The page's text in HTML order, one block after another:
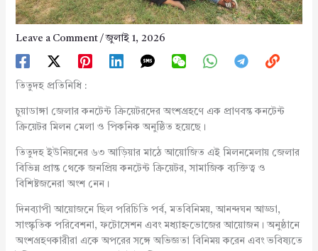
Leave a Comment /জুলাই 1, 2026
তিতুদহ প্রতিনিধি :
চুয়াডাঙ্গা জেলার কনটেন্ট ক্রিয়েটরদের অংশগ্রহণে এক প্রাণবন্ত কনটেন্ট
ক্রিয়েটর মিলন মেলা ও পিকনিক অনুষ্ঠিত হয়েছে।
তিতুদহ ইউনিয়নের ৬৩ আড়িয়ার মাঠে আয়োজিত এই মিলনমেলায় জেলার
বিভিন্ন প্রান্ত থেকে জনপ্রিয় কনটেন্ট ক্রিয়েটর, সামাজিক ব্যক্তিত্ব ও
বিশিষ্টজনেরা অংশ নেন।
দিনব্যাপী আয়োজনে ছিল পরিচিতি পর্ব, মতবিনিময়, আনন্দঘন আড্ডা,
সাংস্কৃতিক পরিবেশনা, ফটোসেশন এবং মধ্যাহ্নভোজের আয়োজন। অনুষ্ঠানে
অংশগ্রহণকারীরা একে অপরের সঙ্গে অভিজ্ঞতা বিনিময় করেন এবং ভবিষ্যতে